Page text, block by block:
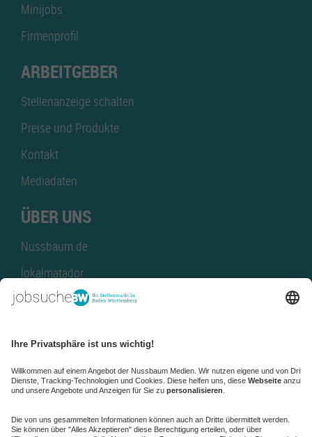
Minijobs
Firmenprofil
ARBEITGEBER
Stellenanzeige schalten
Preise und Produkte
Kontakt
Mediadaten
ÜBER UNS
Nussbaum.de
lokalmatador
kaufinBW
NussbaumID
Nussbaum Medien